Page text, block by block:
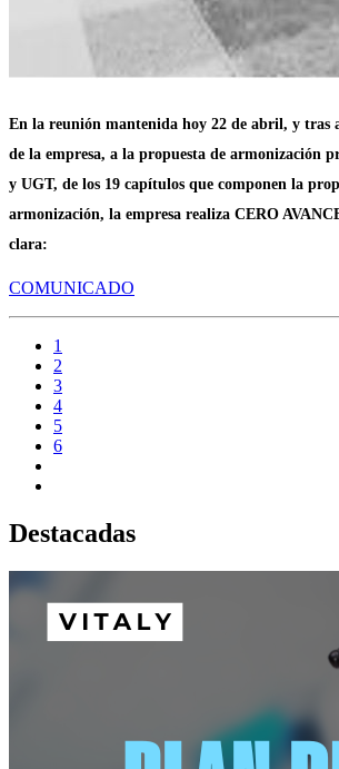
En la reunión mantenida hoy 22 de abril, y tras
de la empresa, a la propuesta de armonización
y UGT, de los 19 capítulos que componen la
armonización, la empresa realiza CERO
clara:
COMUNICADO
1
2
3
4
5
6
Destacadas